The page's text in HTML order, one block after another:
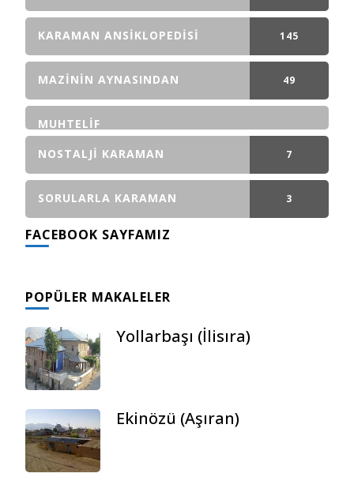
GÖNDERI(LER)
KARAMAN ANSIKLOPEDISI 145
GÖNDERI(LER)
MAZININ AYNASINDAN 49
MUHTELIF
NOSTALJI KARAMAN
7
GÖNDERI(LER)
SORULARLA KARAMAN 3
FACEBOOK SAYFAMIZ
POPÜLER MAKALELER
Yollarbaşı (İlisıra)
Ekinözü (Aşıran)